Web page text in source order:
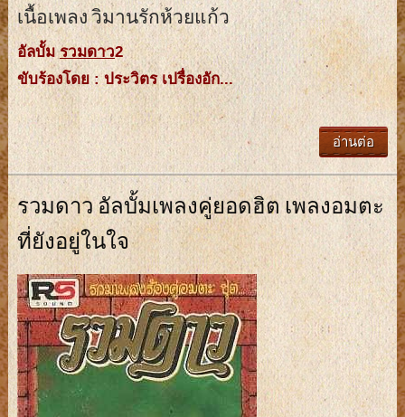
เนื้อเพลง วิมานรักห้วยแก้ว
อัลบั้มรวมดาว2
ขับร้องโดย : ประวิตร เปรื่องอัก...
อ่านต่อ
รวมดาว อัลบั้มเพลงคู่ยอดฮิต เพลงอมตะ
ที่ยังอยู่ในใจ